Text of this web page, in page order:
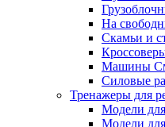
На
Скамьи и
Машины
Силовые
Тренажеры для
Модели
Модели